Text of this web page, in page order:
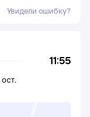
Увидели ошибку?
11:55
ост.